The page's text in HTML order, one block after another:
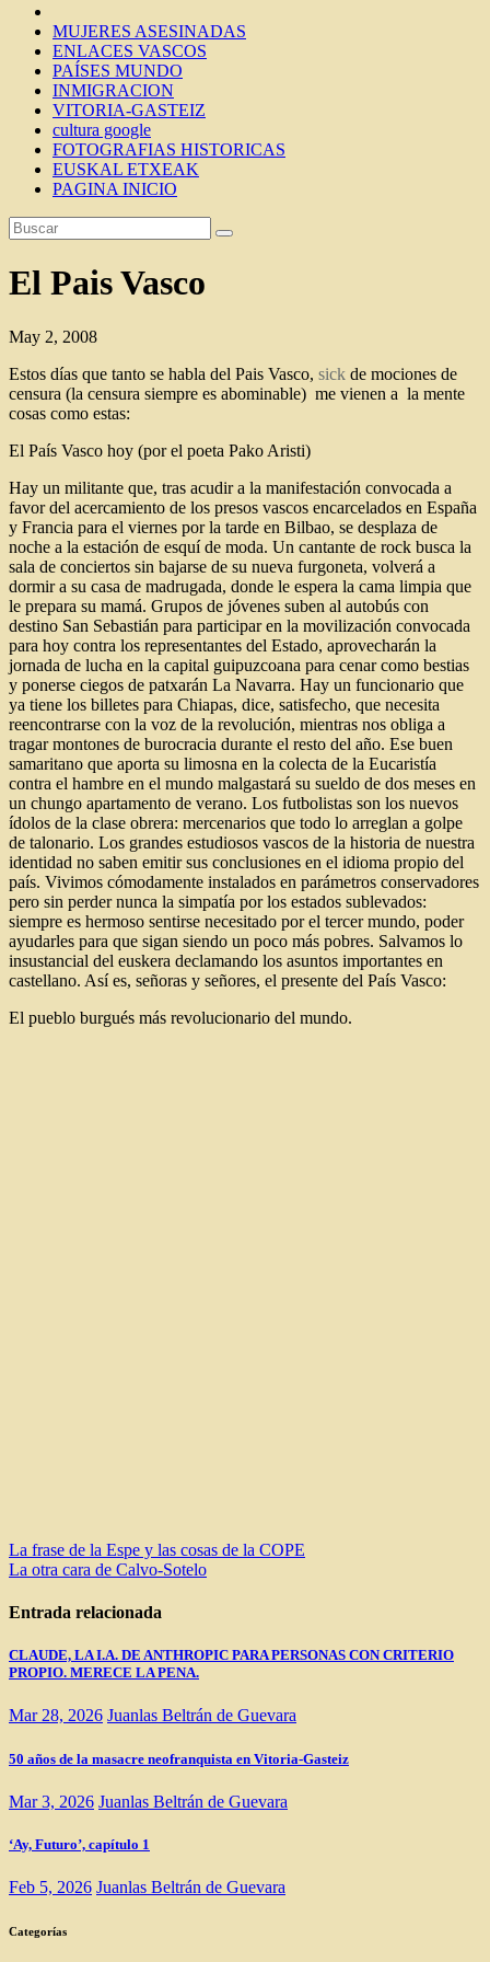
MUJERES ASESINADAS
ENLACES VASCOS
PAÍSES MUNDO
INMIGRACION
VITORIA-GASTEIZ
cultura google
FOTOGRAFIAS HISTORICAS
EUSKAL ETXEAK
PAGINA INICIO
El Pais Vasco
May 2, 2008
Estos días que tanto se habla del Pais Vasco, sick de mociones de
censura (la censura siempre es abominable) me vienen a la mente
cosas como estas:
El País Vasco hoy (por el poeta Pako Aristi)
Hay un militante que, tras acudir a la manifestación convocada a
favor del acercamiento de los presos vascos encarcelados en España
y Francia para el viernes por la tarde en Bilbao, se desplaza de
noche a la estación de esquí de moda. Un cantante de rock busca la
sala de conciertos sin bajarse de su nueva furgoneta, volverá a
dormir a su casa de madrugada, donde le espera la cama limpia que
le prepara su mamá. Grupos de jóvenes suben al autobús con
destino San Sebastián para participar en la movilización convocada
para hoy contra los representantes del Estado, aprovecharán la
jornada de lucha en la capital guipuzcoana para cenar como bestias
y ponerse ciegos de patxarán La Navarra. Hay un funcionario que
ya tiene los billetes para Chiapas, dice, satisfecho, que necesita
reencontrarse con la voz de la revolución, mientras nos obliga a
tragar montones de burocracia durante el resto del año. Ese buen
samaritano que aporta su limosna en la colecta de la Eucaristía
contra el hambre en el mundo malgastará su sueldo de dos meses en
un chungo apartamento de verano. Los futbolistas son los nuevos
ídolos de la clase obrera: mercenarios que todo lo arreglan a golpe
de talonario. Los grandes estudiosos vascos de la historia de nuestra
identidad no saben emitir sus conclusiones en el idioma propio del
país. Vivimos cómodamente instalados en parámetros conservadores
pero sin perder nunca la simpatía por los estados sublevados:
siempre es hermoso sentirse necesitado por el tercer mundo, poder
ayudarles para que sigan siendo un poco más pobres. Salvamos lo
insustancial del euskera declamando los asuntos importantes en
castellano. Así es, señoras y señores, el presente del País Vasco:
El pueblo burgués más revolucionario del mundo.
Navegación
de
entradas
La frase de la Espe y las cosas de la COPE
La otra cara de Calvo-Sotelo
Entrada relacionada
CLAUDE, LA I.A. DE ANTHROPIC PARA PERSONAS CON CRITERIO
PROPIO. MERECE LA PENA.
Mar 28, 2026 Juanlas Beltrán de Guevara
50 años de la masacre neofranquista en Vitoria-Gasteiz
Mar 3, 2026 Juanlas Beltrán de Guevara
‘Ay, Futuro’, capítulo 1
Feb 5, 2026 Juanlas Beltrán de Guevara
Categorías